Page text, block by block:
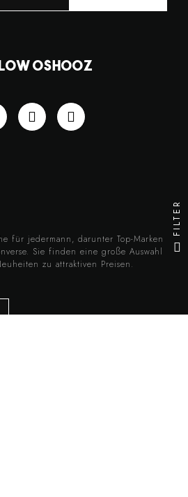
OSHOOZ
für jedermann, darunter Top-Marken
Sie finden eine große Auswahl
zu attraktiven Preisen.
FILTER